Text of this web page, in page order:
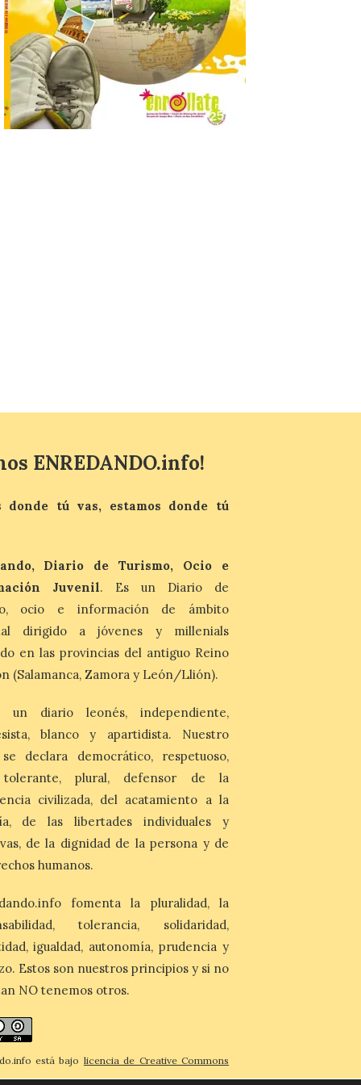
6 Ago 2026
Se celebrará el próximo
domingo 16 de agosto, a
partir de las 23:00 horas,
en la Plaza Mayor de la
ciudad. El Salón de Plenos
del Ayuntamiento de La Bañeza ha
acogido esta mañana la presentación
fotografía León de…viaje
carretera CL 626 con
motivo de la marcha en
Nueva edición de León
de…viaje. Una iniciativa
organizado por la sección
Enróllate, la Asociación
Conceyu País Llionés y el Diario de
Turismo, Ocio e Información para
jóvenes “Enredando.info”. Eduardo
Camarzius fest: frente al
macroevento, un festival
cultural transformador
que apuesta por el legado.
6 Ago 2026
Los días 7, 8 y 9 de agosto
de 2026, Camarzana de
con la Villa Romana de
Orpheus. Vivimos un momento en el que la
música en directo mueve grandes
ENREDANDO.info!
donde tú vas, estamos donde tú
Diario de Turismo, Ocio e
Juvenil. Es un Diario de
ocio e información de ámbito
dirigido a jóvenes y millenials
en las provincias del antiguo Reino
(Salamanca, Zamora y León/Llión).
un diario leonés, independiente,
blanco y apartidista. Nuestro
declara democrático, respetuoso,
tolerante, plural, defensor de la
civilizada, del acatamiento a la
de las libertades individuales y
de la dignidad de la persona y de
humanos.
fomenta la pluralidad, la
tolerancia, solidaridad,
igualdad, autonomía, prudencia y
Estos son nuestros principios y si no
NO tenemos otros.
está bajo licencia de Creative Commons
CompartirIgual 4.0 Internacional.